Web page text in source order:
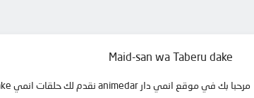
Maid-san wa Taberu dake
مرحبا بك في موقع انمي دار animedar نقدم لك حلقات انمي Maid-san wa Taberu dake مترجم عربي بجودة عالية على سرفرات متعددة, مشاهدة ممتعة